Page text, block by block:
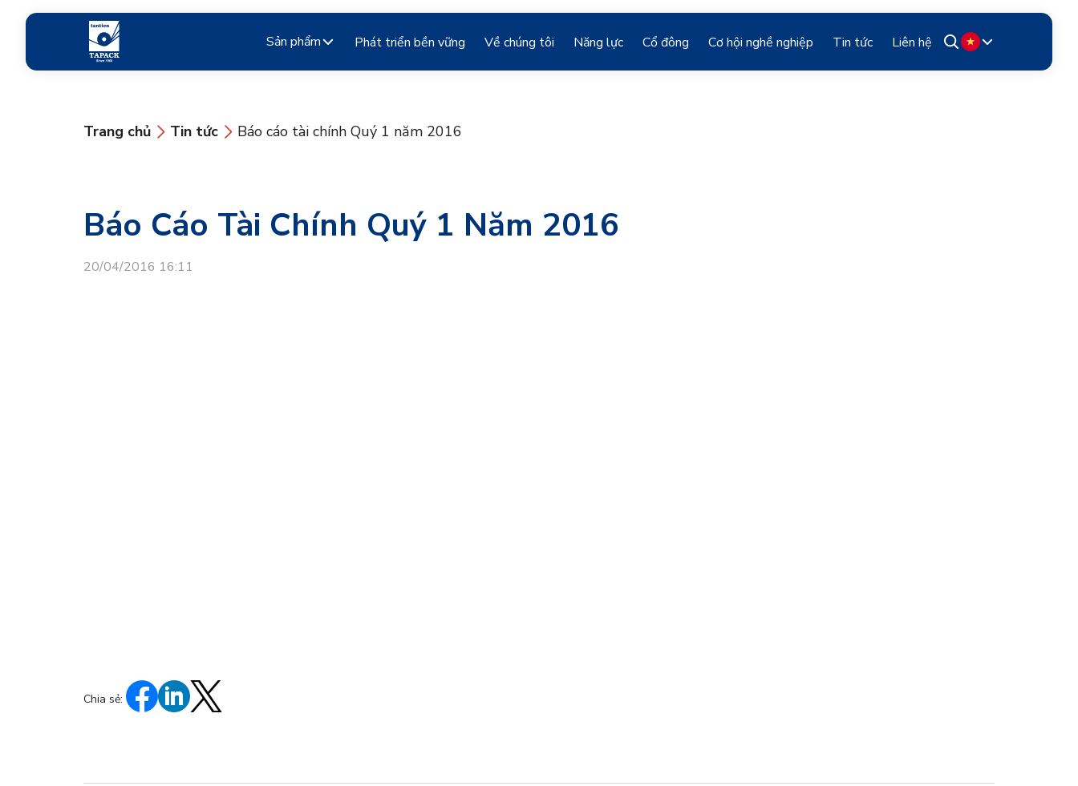
Sản phẩm Phát triển bền vững Về chúng tôi Năng lực Cổ đông Cơ hội nghề nghiệp Tin tức Liên hệ
Trang chủ Tin tức Báo cáo tài chính Quý 1 năm 2016
Báo Cáo Tài Chính Quý 1 Năm 2016
20/04/2016 16:11
Chia sẻ: